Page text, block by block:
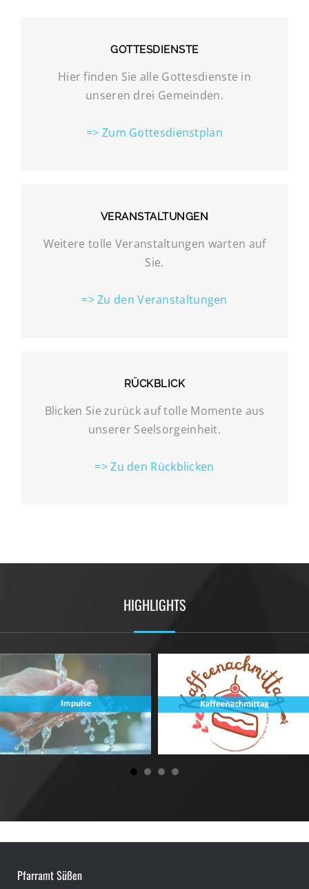
GOTTESDIENSTE
Hier finden Sie alle Gottesdienste in
unseren drei Gemeinden.
=> Zum Gottesdienstplan
VERANSTALTUNGEN
Weitere tolle Veranstaltungen warten auf
Sie.
=> Zu den Veranstaltungen
RÜCKBLICK
Blicken Sie zurück auf tolle Momente aus
unserer Seelsorgeinheit.
=> Zu den Rückblicken
HIGHLIGHTS
Pfarramt Süßen